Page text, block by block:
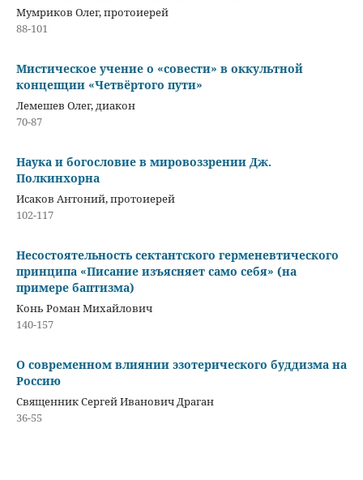
Мумриков Олег, протоиерей
88-101
Мистическое учение о «совести» в оккультной
концепции «Четвёртого пути»
Лемешев Олег, диакон
70-87
Наука и богословие в мировоззрении Дж.
Полкинхорна
Исаков Антоний, протоиерей
102-117
Несостоятельность сектантского герменевтического
принципа «Писание изъясняет само себя» (на
примере баптизма)
Конь Роман Михайлович
140-157
О современном влиянии эзотерического буддизма на
Россию
Священник Сергей Иванович Драган
36-55